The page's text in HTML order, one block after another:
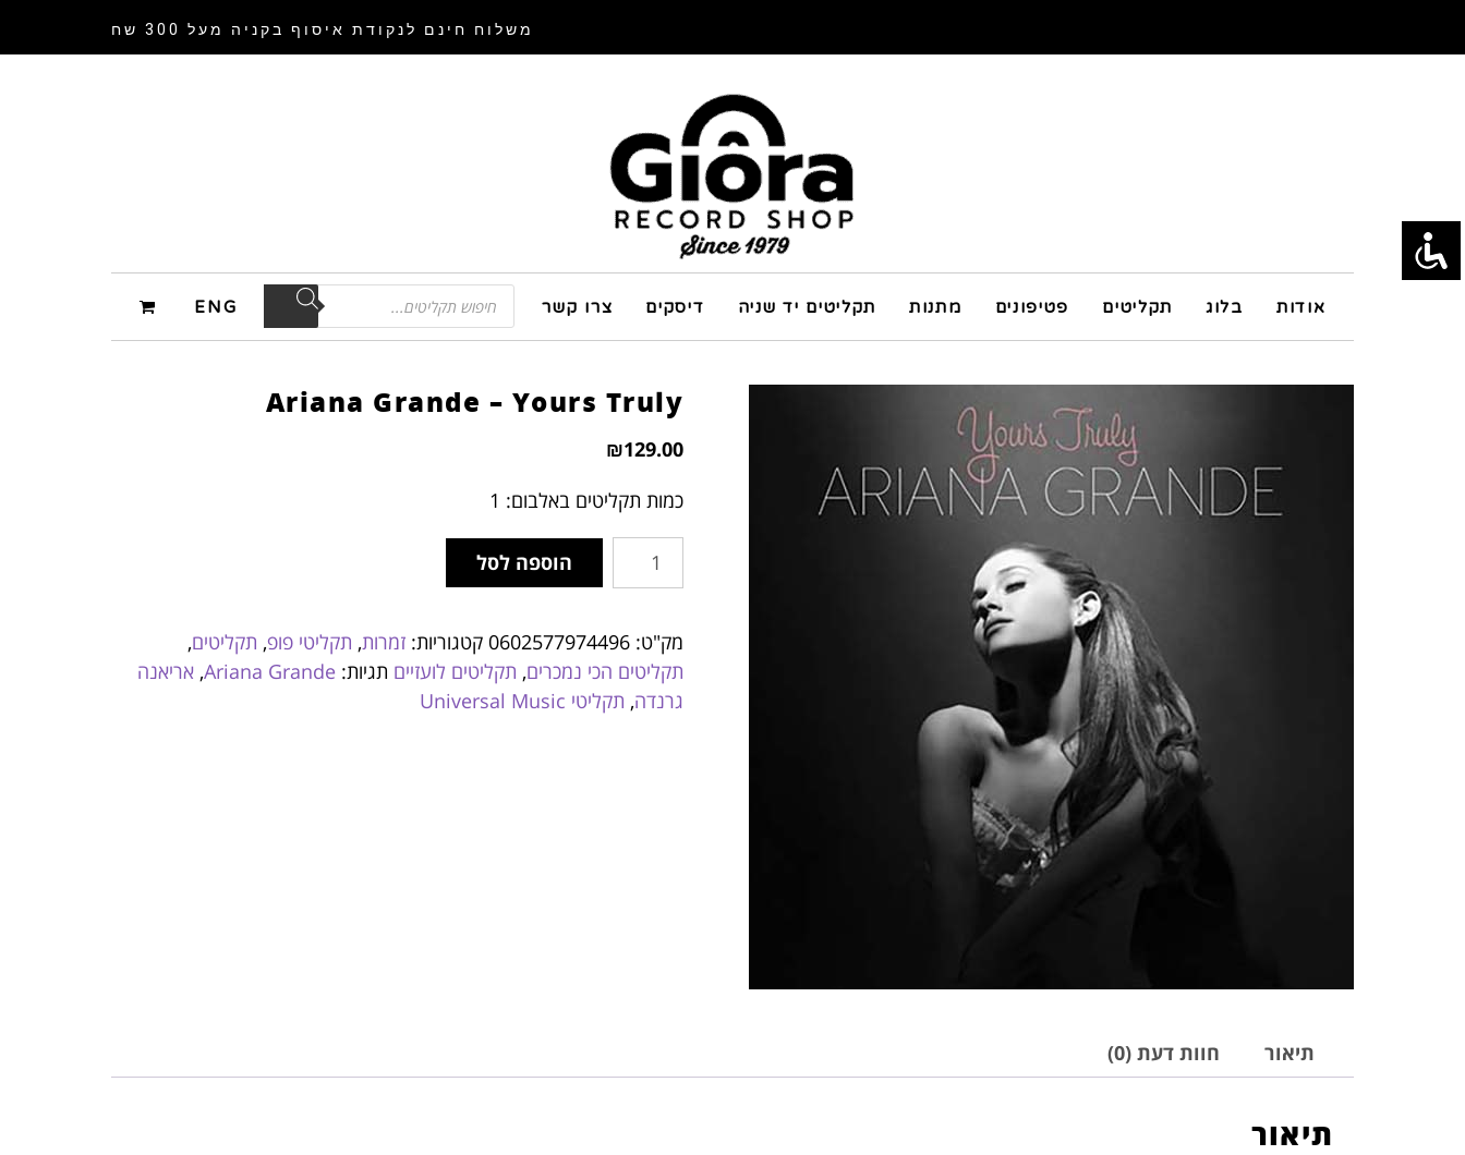
משלוח חינם לנקודת איסוף בקניה מעל 300 שח
אודות בלוג תקליטים פטיפונים מתנות תקליטים יד שניה דיסקים צרו קשר ENG
Ariana Grande – Yours Truly
₪129.00
כמות תקליטים באלבום: 1
הוספה לסל
מק"ט: 0602577974496 קטגוריות: זמרות, תקליטי פופ, תקליטים,
תקליטים הכי נמכרים, תקליטים לועזיים תגיות: Ariana Grande
, אריאנה
גרנדה, תקליטי Universal Music
תיאור חוות דעת (0)
תיאור